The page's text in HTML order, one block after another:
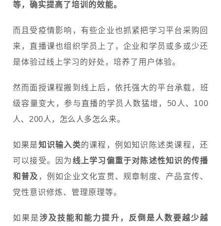
等，确实提高了培训的效能。
而且受疫情影响，有些企业也抓紧把学习平台采购回
来，直播课也组织学员上了，企业和学员或多或少还
是体验过线上学习的好处，培养了用户体验。
然而面授课程搬到线上后，依托强大的平台承载，班
级容量变大，参与直播的学员人数猛增，50人、100
人、200人，怎么人多怎么来。
如果是知识输入类的课程，例如知识陈述类课程，还
可以接受。因为 线上学习偏重于对陈述性知识的传播
和普及 ，例如企业文化宣贯、规章制度、产品宣传、
党性意识修炼、管理原理等。
如果是涉及技能和能力提升，反倒是人数要越少越